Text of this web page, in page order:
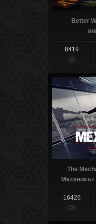
Better
8419
The
Механикът
16426